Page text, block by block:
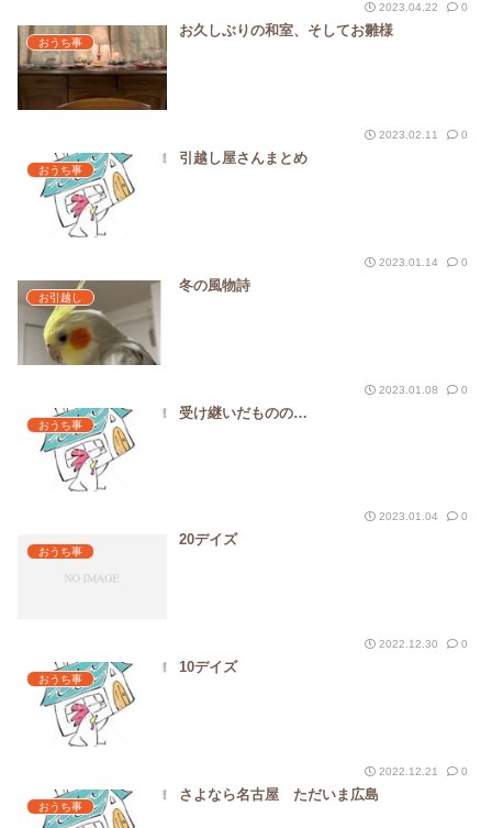
2023.04.22 0
おうち事
お久しぶりの和室、そしてお雛様
2023.02.11 0
おうち事
引越し屋さんまとめ
2023.01.14 0
お引越し
冬の風物詩
2023.01.08 0
おうち事
受け継いだものの…
2023.01.04 0
おうち事
20デイズ
2022.12.30 0
おうち事
10デイズ
2022.12.21 0
おうち事
さよなら名古屋 ただいま広島